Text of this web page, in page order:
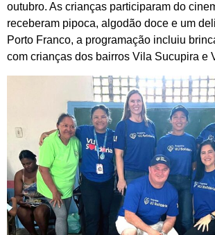
outubro. As crianças participaram do
receberam pipoca, algodão doce e um
Porto Franco, a programação incluiu
com crianças dos bairros Vila Sucupira e